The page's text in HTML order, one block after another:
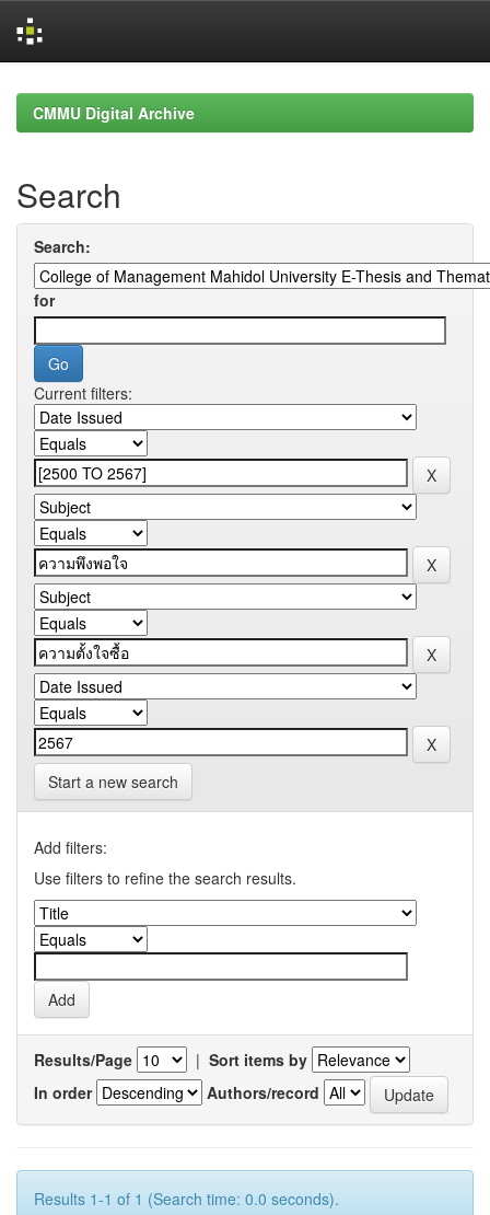
navigationCMMU Digital Archive
Search
Search:
for
Current filters:
Start a new search
Add filters:
Use filters to refine the search results.
Results/Page | Sort items by
In order
Authors/record
Results 1-1 of 1 (Search time: 0.0 seconds).